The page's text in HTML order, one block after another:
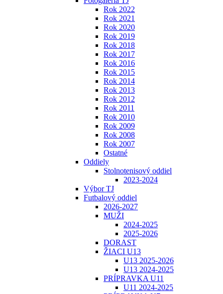
Rok 2022
Rok 2021
Rok 2020
Rok 2019
Rok 2018
Rok 2017
Rok 2016
Rok 2015
Rok 2014
Rok 2013
Rok 2012
Rok 2011
Rok 2010
Rok 2009
Rok 2008
Rok 2007
Ostatné
Oddiely
Stolnotenisový oddiel
2023-2024
Výbor TJ
Futbalový oddiel
2026-2027
MUŽI
2024-2025
2025-2026
DORAST
ŽIACI U13
U13 2025-2026
U13 2024-2025
PRÍPRAVKA U11
U11 2024-2025